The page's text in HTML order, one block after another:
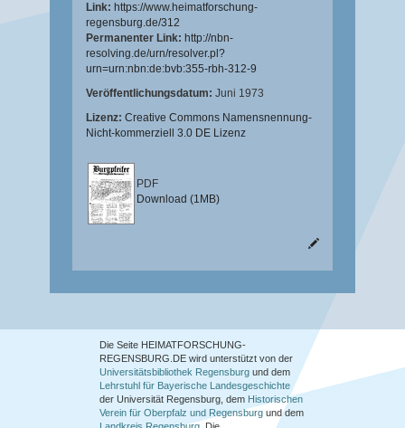
Link: https://www.heimatforschung-
regensburg.de/312
Permanenter Link: http://nbn-
resolving.de/urn/resolver.pl?
urn=urn:nbn:de:bvb:355-rbh-312-9
Veröffentlichungsdatum: Juni 1973
Lizenz: Creative Commons Namensnennung-
Nicht-kommerziell 3.0 DE Lizenz
PDF
Download (1MB)
Die Seite HEIMATFORSCHUNG-
REGENSBURG.DE wird unterstützt von der
Universitätsbibliothek Regensburg und dem
Lehrstuhl für Bayerische Landesgeschichte
der Universität Regensburg, dem Historischen
Verein für Oberpfalz und Regensburg und dem